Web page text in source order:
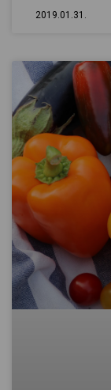
2019.01.31.